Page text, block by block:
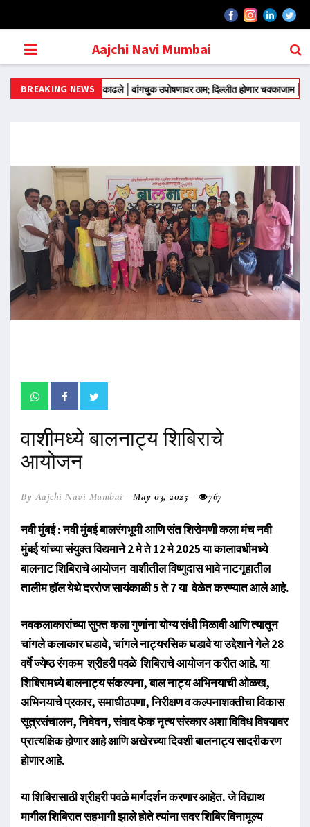
Aajchi Navi Mumbai
BREAKING NEWS
आंदोलन मोडीत काढले वांगचुक उपोषणावर ठाम; दिल्लीत होणार चक्काजाम राज्याच्या
वाशीमध्ये बालनाट्य शिबिराचे
आयोजन
By Aajchi Navi Mumbai May 03, 2025 767
नवी मुंबई : नवी मुंबई बालरंगभूमी आणि संत शिरोमणी कला मंच नवी
मुंबई यांच्या संयुक्त विद्यमाने 2 मे ते 12 मे 2025 या कालावधीमध्ये
बालनाट शिबिराचे आयोजन वाशीतील विष्णुदास भावे नाटगृहातील
तालीम हॉल येथे दररोज सायंकाळी 5 ते 7 या वेळेत करण्यात आले आहे.
नवकलाकारांच्या सुफ्त कला गुणांना योग्य संधी मिळावी आणि त्यातून
चांगले कलाकार घडावे, चांगले नाट्यरसिक घडावे या उद्देशाने गेले 28
वर्षे ज्येष्ठ रंगकम श्रीहरी पवळे शिबिराचे आयोजन करीत आहे. या
शिबिरामध्ये बालनाट्य संकल्पना, बाल नाट्य अभिनयाची ओळख,
अभिनयाचे प्रकार, समाधीठपणा, निरीक्षण व कल्पनाशक्तीचा विकास
सूत्रसंचालन, निवेदन, संवाद फेक नृत्य संस्कार अशा विविध विषयावर
प्रात्यक्षिक होणार आहे आणि अखेरच्या दिवशी बालनाट्य सादरीकरण
होणार आहे.
या शिबिरासाठी श्रीहरी पवळे मार्गदर्शन करणार आहेत. जे विद्याथ
मागील शिबिरात सहभागी झाले होते त्यांना सदर शिबिर विनामूल्य